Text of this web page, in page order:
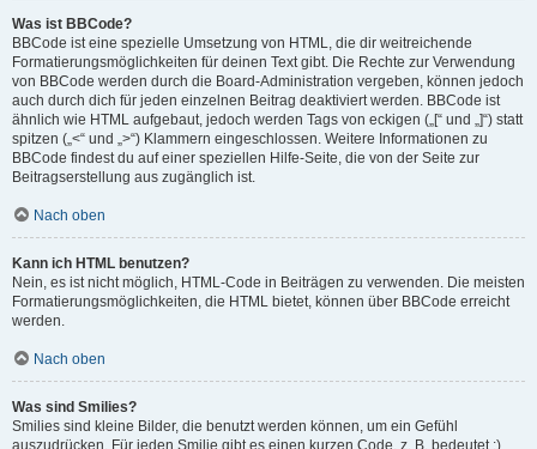
Was ist BBCode?
BBCode ist eine spezielle Umsetzung von HTML, die dir weitreichende
Formatierungsmöglichkeiten für deinen Text gibt. Die Rechte zur Verwendung
von BBCode werden durch die Board-Administration vergeben, können jedoch
auch durch dich für jeden einzelnen Beitrag deaktiviert werden. BBCode ist
ähnlich wie HTML aufgebaut, jedoch werden Tags von eckigen („[“ und „]“) statt
spitzen („<“ und „>“) Klammern eingeschlossen. Weitere Informationen zu
BBCode findest du auf einer speziellen Hilfe-Seite, die von der Seite zur
Beitragserstellung aus zugänglich ist.
Nach oben
Kann ich HTML benutzen?
Nein, es ist nicht möglich, HTML-Code in Beiträgen zu verwenden. Die meisten
Formatierungsmöglichkeiten, die HTML bietet, können über BBCode erreicht
werden.
Nach oben
Was sind Smilies?
Smilies sind kleine Bilder, die benutzt werden können, um ein Gefühl
auszudrücken. Für jeden Smilie gibt es einen kurzen Code, z. B. bedeutet :)